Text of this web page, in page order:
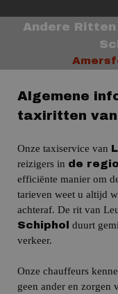
Andere
Algemene
taxiritten van
Onze taxiservice van
reizigers in de
efficiënte manier om
tarieven weet u altijd
achteraf. De rit van
Schiphol
duurt
verkeer.
Onze chauffeurs
geen ander en zorgen